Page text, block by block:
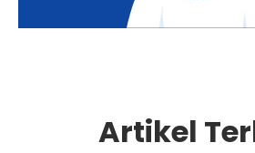
Artikel